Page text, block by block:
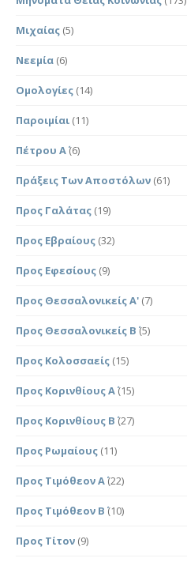
Μιχαίας (5)
Νεεμία (6)
Ομολογίες (14)
Παροιμίαι (11)
Πέτρου Α΄(6)
Πράξεις Των Αποστόλων (61)
Προς Γαλάτας (19)
Προς Εβραίους (32)
Προς Εφεσίους (9)
Προς Θεσσαλονικείς Α' (7)
Προς Θεσσαλονικείς Β΄ (5)
Προς Κολοσσαείς (15)
Προς Κορινθίους Α΄(15)
Προς Κορινθίους Β΄ (27)
Προς Ρωμαίους (11)
Προς Τιμόθεον Α΄(22)
Προς Τιμόθεον Β΄ (10)
Προς Τίτον (9)